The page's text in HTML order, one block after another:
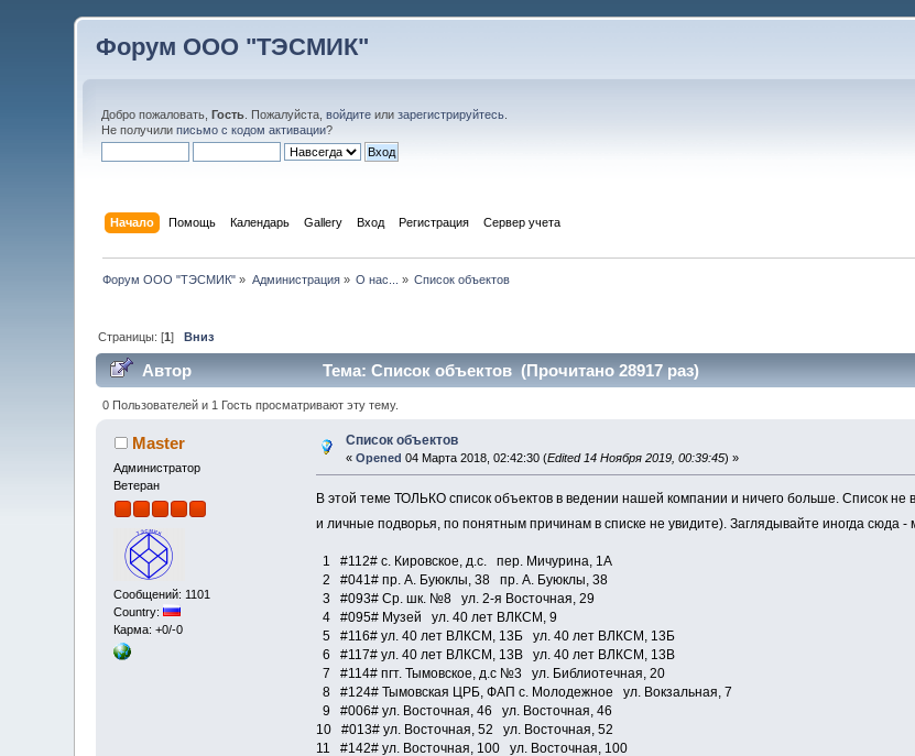
Форум ООО "ТЭСМИК"
Добро пожаловать,Гость . Пожалуйста,войдите илизарегистрируйтесь
Не получилиписьмо с кодом активации?
Начало Помощь Календарь Gallery Вход Регистрация Сервер учета
Форум ООО "ТЭСМИК" » Администрация» О нас... » Список объектов
Страницы: [1]Вниз
Автор Тема: Список объектов (Прочитано 28917 раз)
0 Пользователей и 1 Гость просматривают эту тему.
Master
Администратор
Ветеран
Сообщений: 1101
Country:
Карма: +0/-0
Список объектов
«Opened 04 Марта 2018, 02:42:30 (Edited 14 Ноября 2019, 00:39:45) »
В этой теме ТОЛЬКО список объектов в ведении нашей компании и ничего больше. Список не
и личные подворья, по понятным причинам в списке не увидите). Заглядывайте иногда
1 #112# с. Кировское, д.с. пер. Мичурина, 1А
2 #041# пр. А. Буюклы, 38 пр. А. Буюклы, 38
3 #093# Ср. шк. №8 ул. 2-я Восточная, 29
4 #095# Музей ул. 40 лет ВЛКСМ, 9
5 #116# ул. 40 лет ВЛКСМ, 13Б ул. 40 лет ВЛКСМ, 13Б
6 #117# ул. 40 лет ВЛКСМ, 13В ул. 40 лет ВЛКСМ, 13В
7 #114# пгт. Тымовское, д.с №3 ул. Библиотечная, 20
8 #124# Тымовская ЦРБ, ФАП с. Молодежное ул. Вокзальная, 7
9 #006# ул. Восточная, 46 ул. Восточная, 46
10 #013# ул. Восточная, 52 ул. Восточная, 52
11 #142# ул. Восточная, 100 ул. Восточная, 100